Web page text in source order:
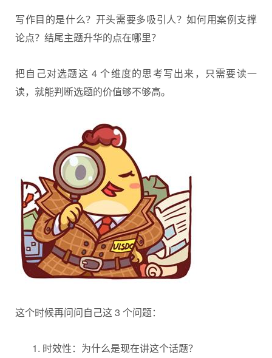
写作目的是什么？开头需要多吸引人？如何用案例支撑
论点？结尾主题升华的点在哪里？
把自己对选题这 4 个维度的思考写出来，只需要读一
读，就能判断选题的价值够不够高。
这个时候再问问自己这 3 个问题：
时效性：为什么是现在讲这个话题？